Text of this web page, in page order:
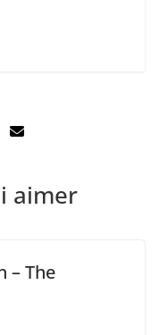
aimer
– The